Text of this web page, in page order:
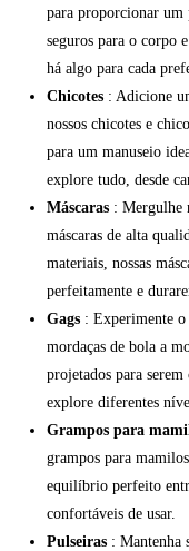
para proporcionar um
seguros para o corpo
há algo para cada
Chicotes : Adicione
nossos chicotes e
para um manuseio
explore tudo, desde
Máscaras : Mergulhe
máscaras de alta
materiais, nossas
perfeitamente e
Gags : Experimente o
mordaças de bola a
projetados para
explore diferentes
Grampos para
grampos para
equilíbrio perfeito
confortáveis de usar.
Pulseiras : Mantenha